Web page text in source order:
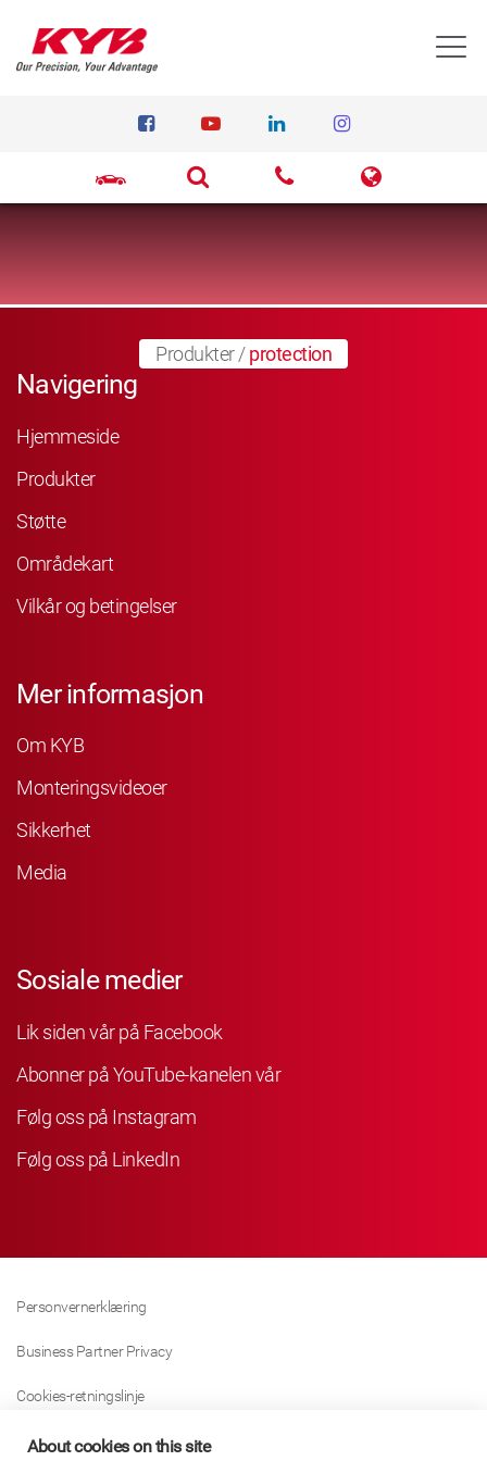
Produkter/protection
Navigering
Hjemmeside
Produkter
Støtte
Områdekart
Vilkår og betingelser
Mer informasjon
Om KYB
Monteringsvideoer
Sikkerhet
Media
Sosiale medier
Lik siden vår på Facebook
Abonner på YouTube-kanelen vår
Følg oss på Instagram
Følg oss på LinkedIn
Personvernerklæring
Business Partner Privacy
Cookies-retningslinje
Modern Slavery Act Policy
About cookies on this site